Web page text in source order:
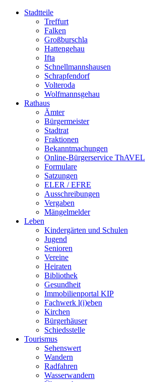
Stadtteile
Treffurt
Falken
Großburschla
Hattengehau
Ifta
Schnellmannshausen
Schrapfendorf
Volteroda
Wolfmannsgehau
Rathaus
Ämter
Bürgermeister
Stadtrat
Fraktionen
Bekanntmachungen
Online-Bürgerservice ThAVEL
Formulare
Satzungen
ELER / EFRE
Ausschreibungen
Vergaben
Mängelmelder
Leben
Kindergärten und Schulen
Jugend
Senioren
Vereine
Heiraten
Bibliothek
Gesundheit
Immobilienportal KIP
Fachwerk l(i)eben
Kirchen
Bürgerhäuser
Schiedsstelle
Tourismus
Sehenswert
Wandern
Radfahren
Wasserwandern